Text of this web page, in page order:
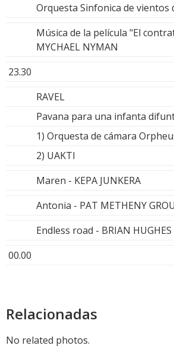
Orquesta Sinfonica de vientos
Música de la película "El
MYCHAEL NYMAN
23.30
RAVEL
Pavana para una infanta
1) Orquesta de cámara
2) UAKTI
Maren - KEPA JUNKERA
Antonia - PAT METHENY
Endless road - BRIAN HUGHES
00.00
Relacionadas
No related photos.